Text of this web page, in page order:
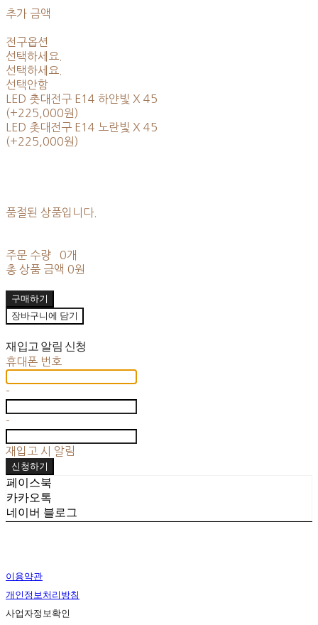
추가 금액
전구옵션
선택하세요.
선택하세요.
선택안함
LED 촛대전구 E14 하얀빛 X 45
(+225,000원)
LED 촛대전구 E14 노란빛 X 45
(+225,000원)
품절된 상품입니다.
주문 수량
0개
총 상품 금액 0원
구매하기
장바구니에 담기
재입고 알림 신청
휴대폰 번호
-
-
재입고 시 알림
신청하기
페이스북
카카오톡
네이버 블로그
이용약관
개인정보처리방침
사업자정보확인